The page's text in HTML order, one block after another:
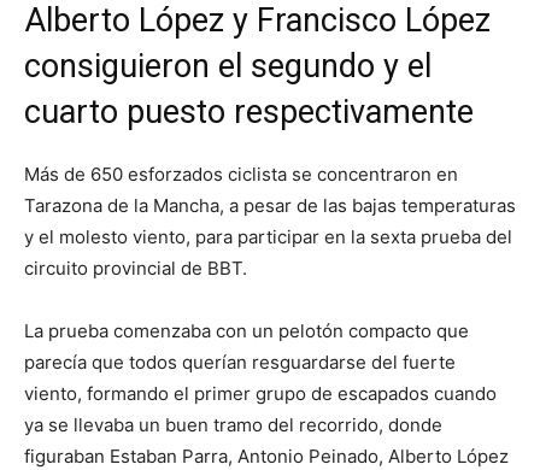
Alberto López y Francisco López
consiguieron el segundo y el
cuarto puesto respectivamente
Más de 650 esforzados ciclista se concentraron en
Tarazona de la Mancha, a pesar de las bajas temperaturas
y el molesto viento, para participar en la sexta prueba del
circuito provincial de BBT.
La prueba comenzaba con un pelotón compacto que
parecía que todos querían resguardarse del fuerte
viento, formando el primer grupo de escapados cuando
ya se llevaba un buen tramo del recorrido, donde
figuraban Estaban Parra, Antonio Peinado, Alberto López